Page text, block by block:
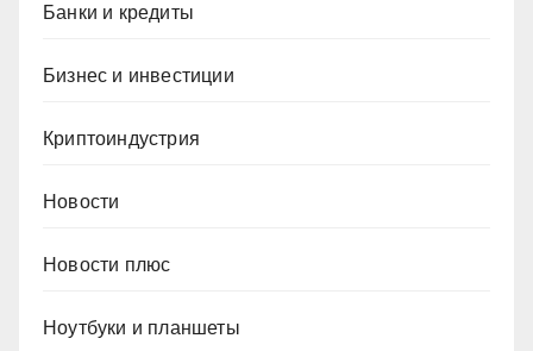
Банки и кредиты
Бизнес и инвестиции
Криптоиндустрия
Новости
Новости плюс
Ноутбуки и планшеты